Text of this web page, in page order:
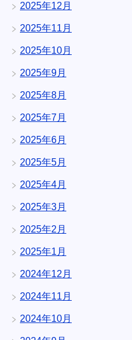
2025年12月
2025年11月
2025年10月
2025年9月
2025年8月
2025年7月
2025年6月
2025年5月
2025年4月
2025年3月
2025年2月
2025年1月
2024年12月
2024年11月
2024年10月